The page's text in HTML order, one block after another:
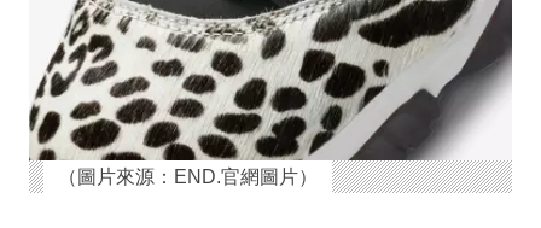
（圖片來源：END.官網圖片）